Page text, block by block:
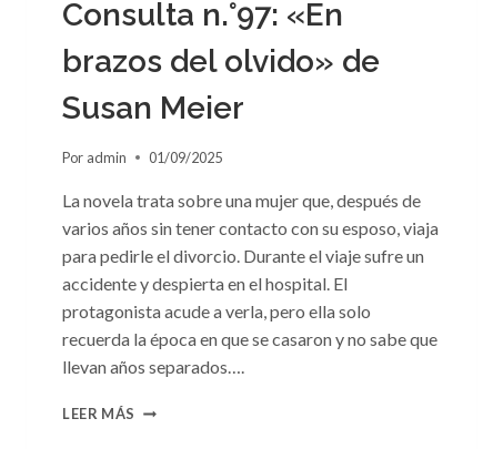
DARCY
Consulta n.°97: «En
brazos del olvido» de
Susan Meier
Por admin 01/09/2025
La novela trata sobre una mujer que, después de
varios años sin tener contacto con su esposo, viaja
para pedirle el divorcio. Durante el viaje sufre un
accidente y despierta en el hospital. El
protagonista acude a verla, pero ella solo
recuerda la época en que se casaron y no sabe que
llevan años separados….
LEER MÁS CONSULTA